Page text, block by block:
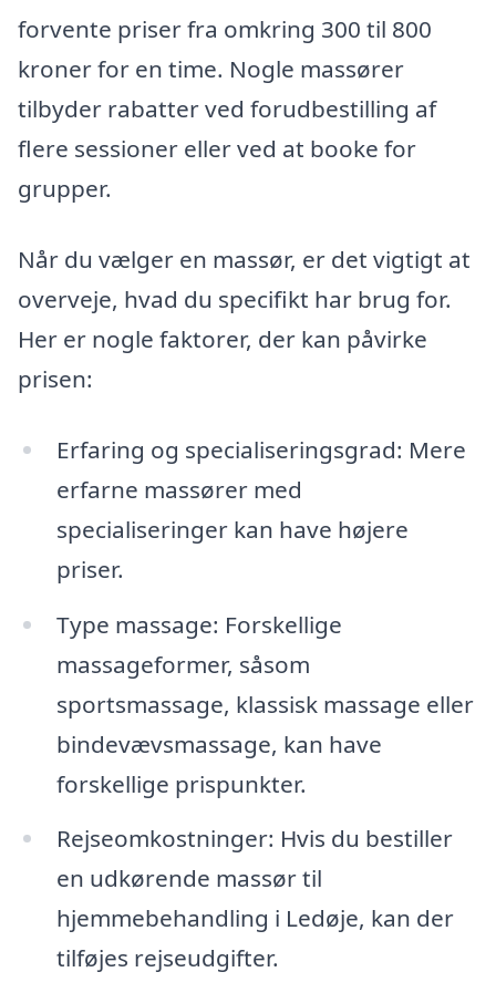
forvente priser fra omkring 300 til 800
kroner for en time. Nogle massører
tilbyder rabatter ved forudbestilling af
flere sessioner eller ved at booke for
grupper.
Når du vælger en massør, er det vigtigt at
overveje, hvad du specifikt har brug for.
Her er nogle faktorer, der kan påvirke
prisen:
Erfaring og specialiseringsgrad: Mere
erfarne massører med
specialiseringer kan have højere
priser.
Type massage: Forskellige
massageformer, såsom
sportsmassage, klassisk massage eller
bindevævsmassage, kan have
forskellige prispunkter.
Rejseomkostninger: Hvis du bestiller
en udkørende massør til
hjemmebehandling i Ledøje, kan der
tilføjes rejseudgifter.